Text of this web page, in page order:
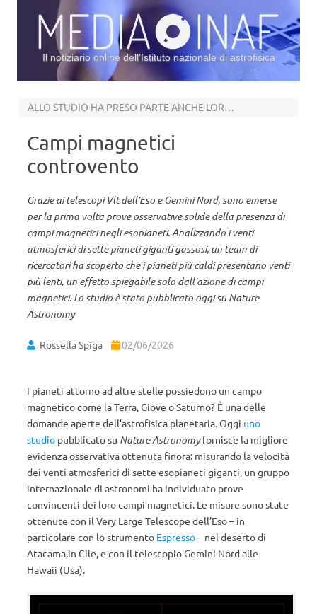
Il notiziario online dell’Istituto nazionale di astrofisica
ALLO STUDIO HA PRESO PARTE ANCHE LORENZO PINO DELL’INAF DI ARCETRI
Campi magnetici
controvento
Grazie ai telescopi Vlt dell’Eso e Gemini Nord, sono emerse
per la prima volta prove osservative solide della presenza di
campi magnetici negli esopianeti. Analizzando i venti
atmosferici di sette pianeti giganti gassosi, un team di
ricercatori ha scoperto che i pianeti più caldi presentano venti
più lenti, un effetto spiegabile solo dall'azione di campi
magnetici. Lo studio è stato pubblicato oggi su Nature
Astronomy
Rossella Spiga 02/06/2026
I pianeti attorno ad altre stelle possiedono un campo
magnetico come la Terra, Giove o Saturno? È una delle
domande aperte dell’astrofisica planetaria. Oggi uno
studio pubblicato su Nature Astronomyfornisce la migliore
evidenza osservativa ottenuta finora: misurando la velocità
dei venti atmosferici di sette esopianeti giganti, un gruppo
internazionale di astronomi ha individuato prove
convincenti dei loro campi magnetici. Le misure sono state
ottenute con il Very Large Telescope dell’Eso – in
particolare con lo strumento Espresso– nel deserto di
Atacama,in Cile, e con il telescopio Gemini Nord alle
Hawaii (Usa).